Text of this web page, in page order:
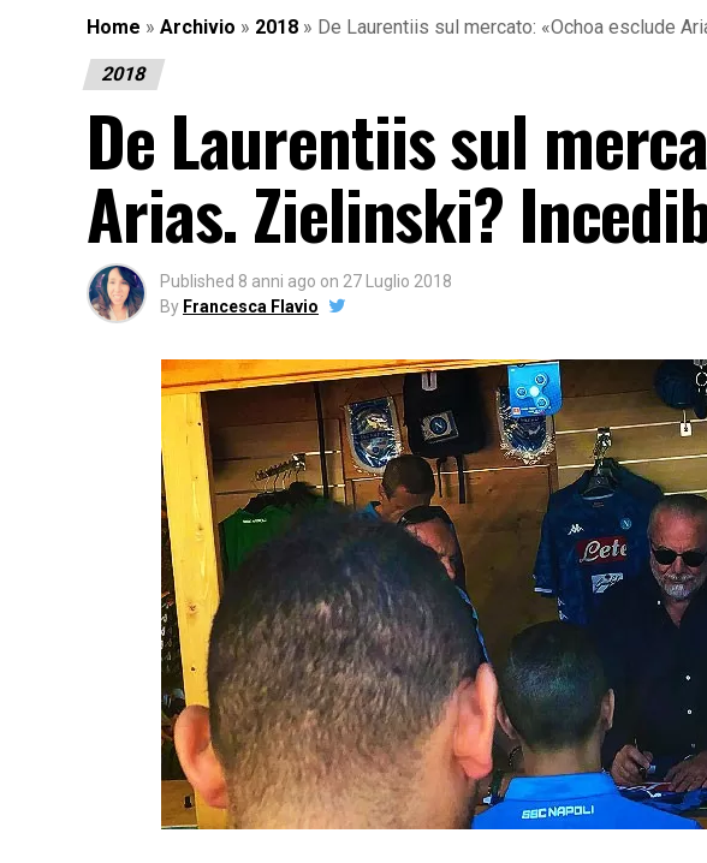
Home » Archivio » 2018 » De Laurentiis sul mercato: «Ochoa esclude
2018
De Laurentiis sul
Arias. Zielinski?
Published 8 anni ago on 27 Luglio 2018
By Francesca Flavio